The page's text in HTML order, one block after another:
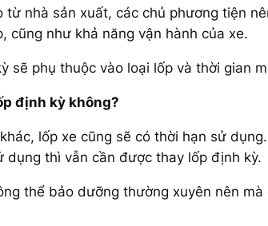
từ nhà sản xuất, các chủ phương tiện
cũng như khả năng vận hành của xe.
sẽ phụ thuộc vào loại lốp và thời gian
định kỳ không?
lốp xe cũng sẽ có thời hạn sử
dụng thì vẫn cần được thay lốp định kỳ.
thể bảo dưỡng thường xuyên nên